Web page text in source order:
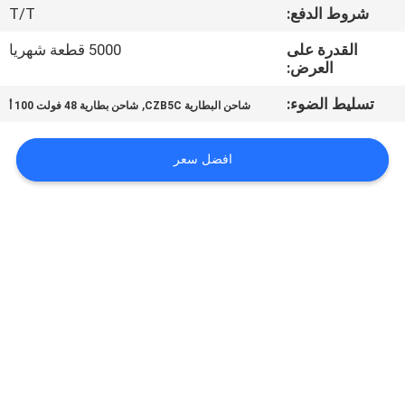
الموقع
شروط الدفع:
T/T
القدرة على
العرض:
5000 قطعة شهريا
تسليط الضوء: شاحن البطارية CZB5C , شاحن بطارية 48 فولت 100 أ
افضل سعر